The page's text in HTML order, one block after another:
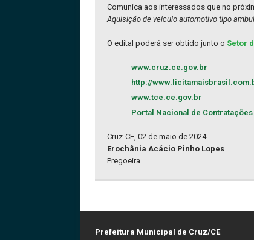
Comunica aos interessados que no
Aquisição de veículo automotivo tipo
O edital poderá ser obtido junto o Setor
www.cruz.ce.gov.br
http://
www.tce.ce.gov.br
Portal Nacional de
Cruz-CE, 02 de maio de 2024.
Erochânia Acácio Pinho Lopes
Pregoeira
Prefeitura Municipal de Cruz/CE